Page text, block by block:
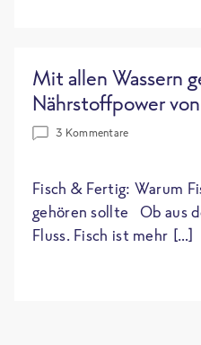
Mit allen Wassern
Nährstoffpower
3 Kommentare
Fisch & Fertig: Warum
gehören sollte Ob aus
Fluss. Fisch ist mehr […]